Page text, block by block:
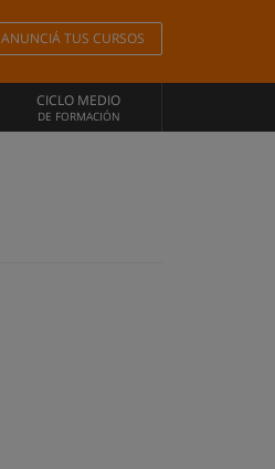
ANUNCIÁ TUS CURSOS
CICLO MEDIO
DE FORMACIÓN